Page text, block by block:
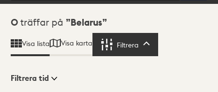
Sökresultat
0 träffar på Belarus
Visa lista Visa karta Filtrera
Filtrera tid